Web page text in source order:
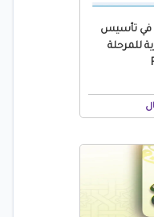
في تأسيس
للمرحلة